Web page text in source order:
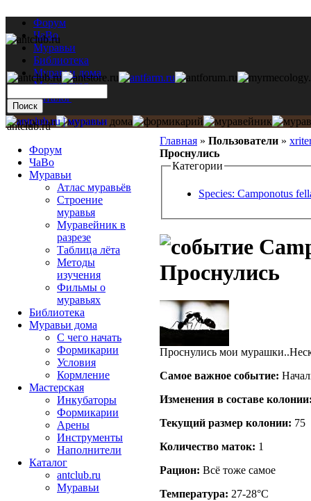
Форум
ЧаВо
Муравьи
Библиотека
Муравьи дома
Мастерская
Каталог
Главная » Пользователи »
Проснулись
Категории
Species: Camponotus
Проснулись
Проснулись мои
Самое важное событие:
Изменения в составе
Текущий размер кoлонии: 75
Количество маток: 1
Рацион: Всё тоже самое
Температура: 27-28°C
antclub.ru
Форум
ЧаВо
Муравьи
Атлас муравьёв
Строение
муравья
Муравейник в
разрезе
Таблица лёта
Методы
изучения
Фильмы о
муравьях
Библиотека
Муравьи дома
С чего начать
Формикарии
Условия
Кормление
Мастерская
Инкубаторы
Формикарии
Арены
Инструменты
Наполнители
Каталог
antclub.ru
Муравьи